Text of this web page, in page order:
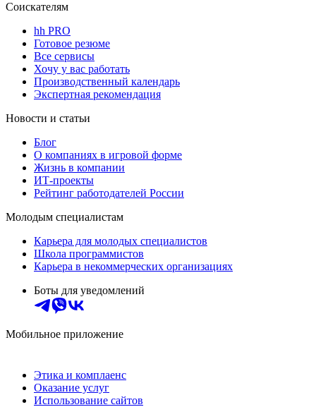
Соискателям
hh PRO
Готовое резюме
Все сервисы
Хочу у вас работать
Производственный календарь
Экспертная рекомендация
Новости и статьи
Блог
О компаниях в игровой форме
Жизнь в компании
ИТ-проекты
Рейтинг работодателей России
Молодым специалистам
Карьера для молодых специалистов
Школа программистов
Карьера в некоммерческих организациях
Боты для уведомлений
Мобильное приложение
Этика и комплаенс
Оказание услуг
Использование сайтов